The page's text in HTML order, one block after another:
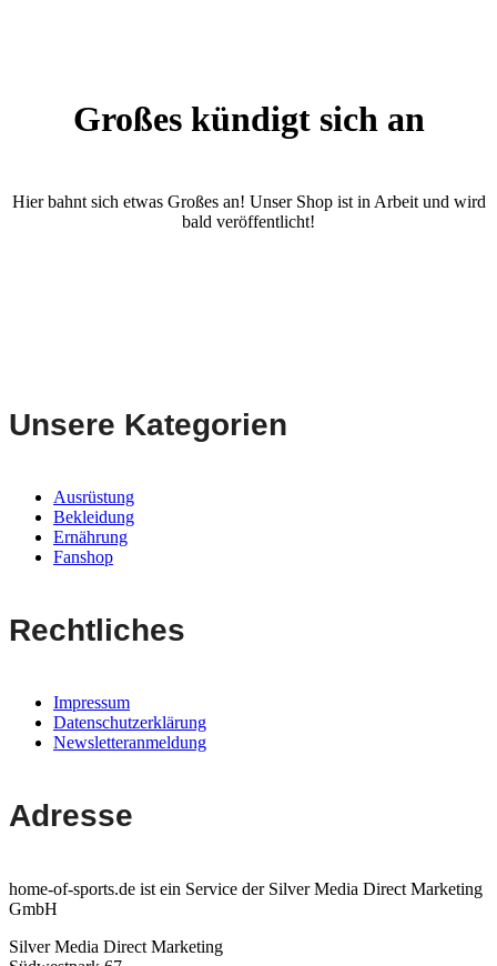
Großes kündigt sich an
Hier bahnt sich etwas Großes an! Unser Shop ist in Arbeit und wird
bald veröffentlicht!
Unsere Kategorien
Ausrüstung
Bekleidung
Ernährung
Fanshop
Rechtliches
Impressum
Datenschutzerklärung
Newsletteranmeldung
Adresse
home-of-sports.de ist ein Service der Silver Media Direct Marketing
GmbH
Silver Media Direct Marketing